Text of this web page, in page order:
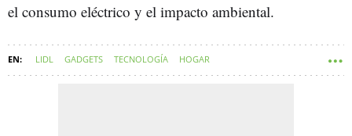
el consumo eléctrico y el impacto ambiental.
LIDL GADGETS TECNOLOGÍA HOGAR